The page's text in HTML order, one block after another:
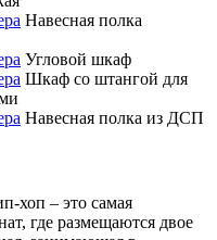
Навесная полка
Угловой шкаф
Шкаф со штангой для
Навесная полка из ДСП
хоп – это самая
где размещаются двое